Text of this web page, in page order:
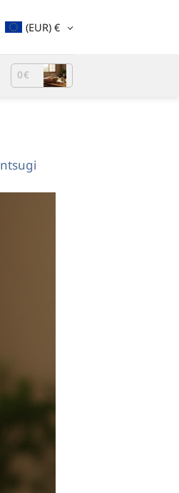
(EUR) €
0€